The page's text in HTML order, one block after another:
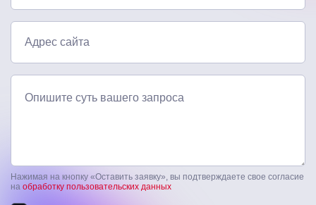
Адрес сайта
Опишите суть вашего запроса
Нажимая на кнопку «Оставить заявку», вы подтверждаете свое согласие
на обработку пользовательских данных